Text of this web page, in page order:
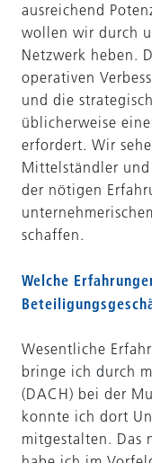
ausreichend
wollen wir durch
Netzwerk heben.
operativen
und die
üblicherweise
erfordert. Wir
Mittelständler
der nötigen
schaffen.
Welche
Wesentliche
bringe ich durch
(DACH) bei der
konnte ich dort
mitgestalten. Das